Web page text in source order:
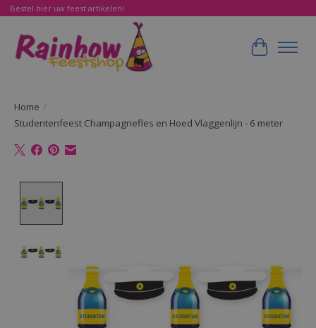
Bestel hier uw feest artikelen!
Home /
Studentenfeest Champagnefles en Hoed Vlaggenlijn - 6 meter